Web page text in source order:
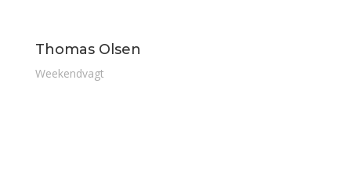
Thomas Olsen
Weekendvagt